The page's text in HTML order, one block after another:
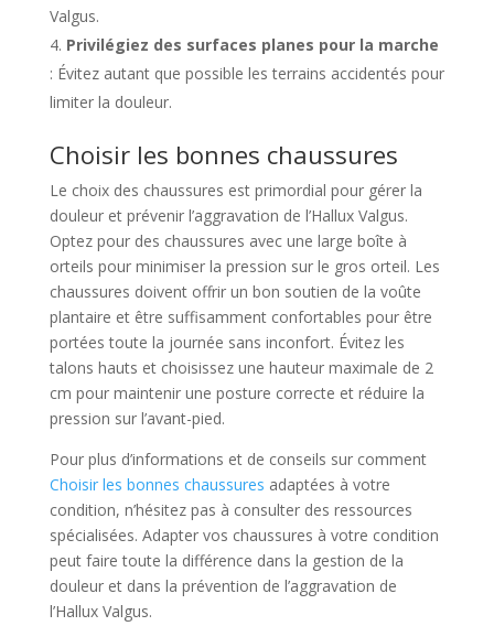
Valgus.
Privilégiez des surfaces planes pour la marche
: Évitez autant que possible les terrains accidentés pour
limiter la douleur.
Choisir les bonnes chaussures
Le choix des chaussures est primordial pour gérer la
douleur et prévenir l’aggravation de l’Hallux Valgus.
Optez pour des chaussures avec une large boîte à
orteils pour minimiser la pression sur le gros orteil. Les
chaussures doivent offrir un bon soutien de la voûte
plantaire et être suffisamment confortables pour être
portées toute la journée sans inconfort. Évitez les
talons hauts et choisissez une hauteur maximale de 2
cm pour maintenir une posture correcte et réduire la
pression sur l’avant-pied.
Pour plus d’informations et de conseils sur comment
Choisir les bonnes chaussures adaptées à votre
condition, n’hésitez pas à consulter des ressources
spécialisées. Adapter vos chaussures à votre condition
peut faire toute la différence dans la gestion de la
douleur et dans la prévention de l’aggravation de
l’Hallux Valgus.